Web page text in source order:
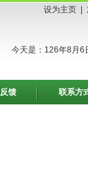
设为主页
今天是：126年8月6
馈 联系方